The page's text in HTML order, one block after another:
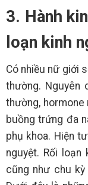
3. Hành
loạn kinh
Có nhiều nữ giới
thường. Nguyên
thường,
buồng trứng đa
phụ khoa. Hiện
nguyệt. Rối loạn
cũng như chu